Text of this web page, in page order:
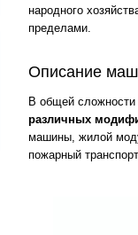
народного
пределами.
Описание
В общей
различных
машины, жилой
пожарный